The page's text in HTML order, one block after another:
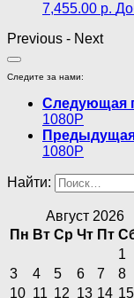
7,455.00 р.
Previous - Next
Следите за нами:
Следующая
1080P
1080P
Найти:
Август 2026
Пн Вт Ср Чт Пт
1
3
4 5 6 7 8
10 11 12 13 14 15